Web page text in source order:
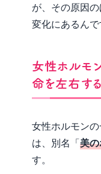
が、その原因
変化にあるんで
女性ホルモ
命を左右する
女性ホルモンの
は、別名「美
す。